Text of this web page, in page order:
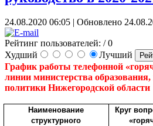
24.08.2020 06:05 Обновлено
Рейтинг пользователей: / 0
Худший
Лучший
График работы телефонной
линии министерства
политики Нижегородской области
Наименование
структурного
Круг